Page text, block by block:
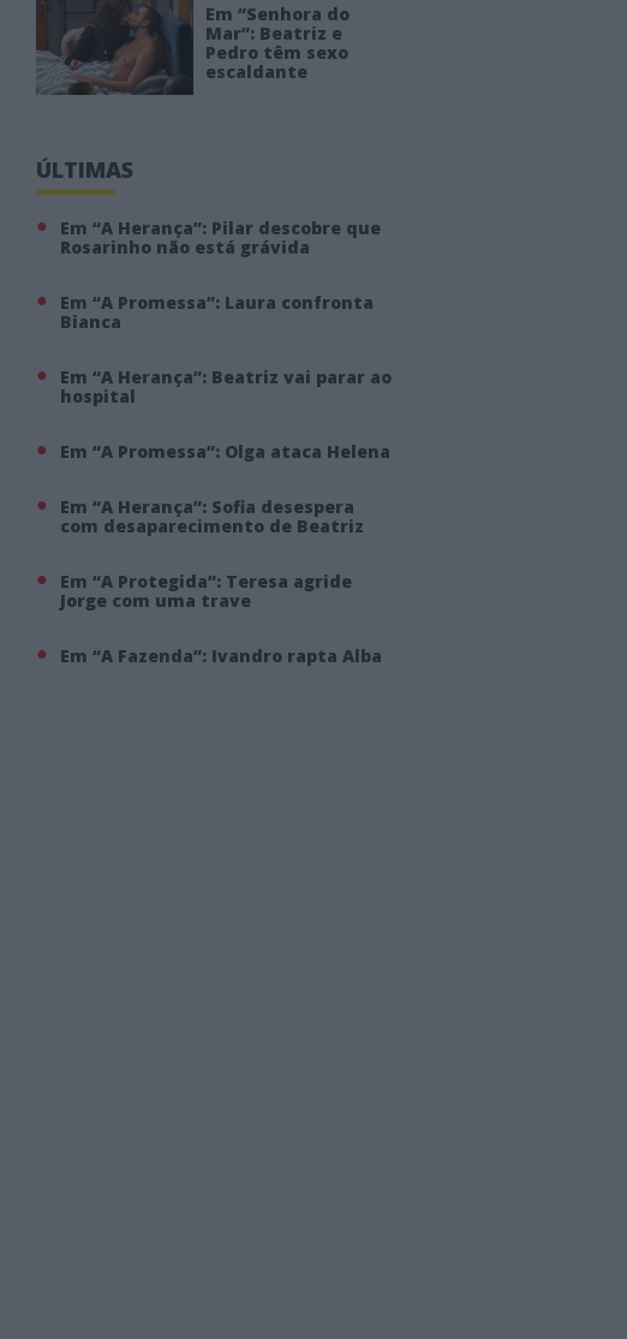
Em “Senhora do
Mar”: Beatriz e
Pedro têm sexo
escaldante
ÚLTIMAS
Em “A Herança”: Pilar descobre que
Rosarinho não está grávida
Em “A Promessa”: Laura confronta
Bianca
Em “A Herança”: Beatriz vai parar ao
hospital
Em “A Promessa”: Olga ataca Helena
Em “A Herança”: Sofia desespera
com desaparecimento de Beatriz
Em “A Protegida”: Teresa agride
Jorge com uma trave
Em “A Fazenda”: Ivandro rapta Alba